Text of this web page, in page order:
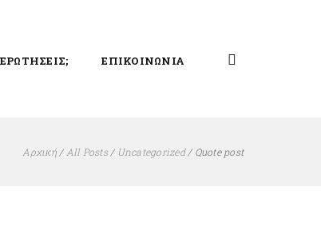
ΕΡΩΤΗΣΕΙΣ; ΕΠΙΚΟΙΝΩΝΙΑ
Αρχική/ All Posts/ Uncategorized/ Quote post